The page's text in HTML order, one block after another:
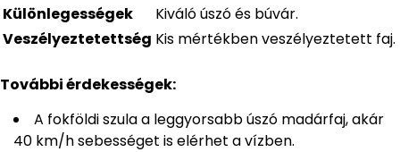
Különlegességek
Kiváló úszó és búvár.
Veszélyeztetettség Kis mértékben veszélyeztetett faj.
További érdekességek:
A fokföldi szula a leggyorsabb úszó madárfaj, akár
40 km/h sebességet is elérhet a vízben.